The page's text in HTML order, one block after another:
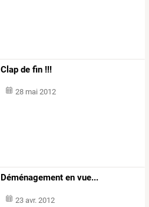
Clap de fin !!!
28 mai 2012
Déménagement en vue...
23 avr. 2012